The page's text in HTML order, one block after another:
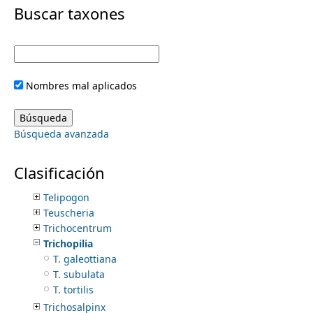
i
m
r
y
t
n
u
Buscar taxones
Nombres mal aplicados
Búsqueda avanzada
Clasificación
Scaphyglottis
Sobralia
Spiranthes
Stelis
Stenorrhynchos
Svenkoeltzia
Tamayorkis
Telipogon
Teuscheria
Trichocentrum
Trichopilia
T. galeottiana
T. subulata
T. tortilis
Trichosalpinx